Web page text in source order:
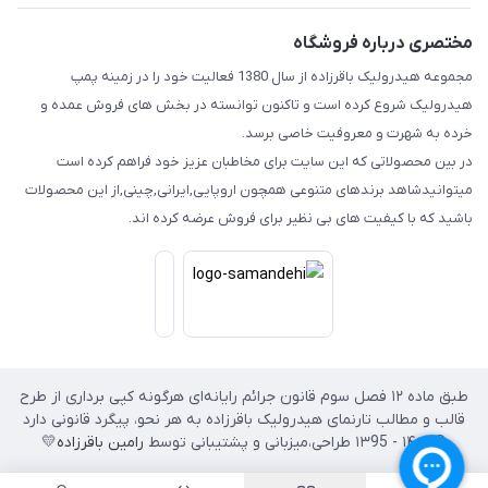
مختصری درباره فروشگاه
مجموعه هیدرولیک باقرزاده از سال 1380 فعالیت خود را در زمینه پمپ
هیدرولیک شروع کرده است و تاکنون توانسته در بخش های فروش عمده و
خرده به شهرت و معروفیت خاصی برسد.
در بین محصولاتی که این سایت برای مخاطبان عزیز خود فراهم کرده است
میتوانیدشاهد برندهای متنوعی همچون اروپایی,ایرانی,چینی,از این محصولات
باشید که با کیفیت های بی نظیر برای فروش عرضه کرده اند.
طبق ماده ۱۲ فصل سوم قانون جرائم رایانه‌ای هرگونه کپی برداری از طرح
قالب و مطالب تارنمای هیدرولیک باقرزاده به هر نحو، پیگرد قانونی دارد
© ۱۴۰۲ - ۱۳95 طراحی،‌میزبانی و پشتیبانی توسط
رامین باقرزاده💛